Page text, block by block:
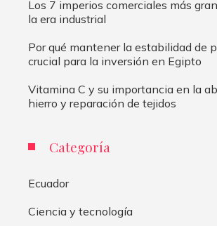
Los 7 imperios comerciales más
la era industrial
Por qué mantener la estabilidad de
crucial para la inversión en Egipto
Vitamina C y su importancia en la
hierro y reparación de tejidos
Categoría
Ecuador
Ciencia y tecnología